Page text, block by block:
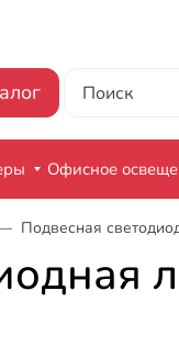
Офисное
Подвесная